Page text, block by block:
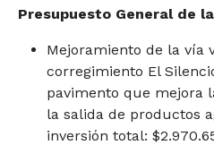
Presupuesto General de
Mejoramiento de la vía
corregimiento El
pavimento que mejora
la salida de productos
inversión total: